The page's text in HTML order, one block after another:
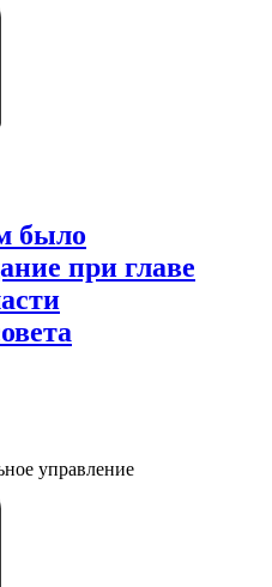
было
при главе
управление